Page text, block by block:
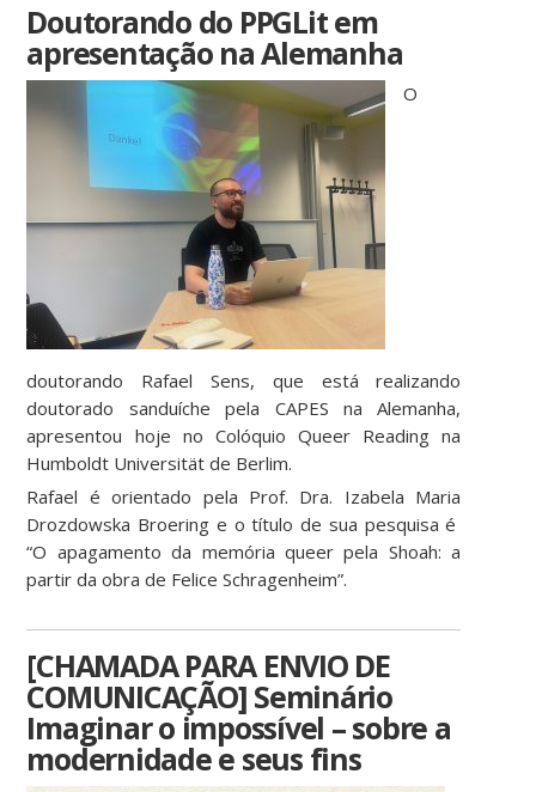
Doutorando do PPGLit em
apresentação na Alemanha
O
doutorando Rafael Sens, que está realizando
doutorado sanduíche pela CAPES na Alemanha,
apresentou hoje no Colóquio Queer Reading na
Humboldt Universität de Berlim.
Rafael é orientado pela Prof. Dra. Izabela Maria
Drozdowska Broering e o título de sua pesquisa é
“O apagamento da memória queer pela Shoah: a
partir da obra de Felice Schragenheim”.
[CHAMADA PARA ENVIO DE
COMUNICAÇÃO] Seminário
Imaginar o impossível – sobre a
modernidade e seus fins